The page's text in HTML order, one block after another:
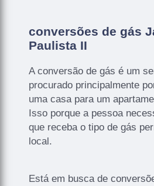
conversões de gás
Paulista II
A conversão de gás é um
procurado principalmente
uma casa para um
Isso porque a pessoa
que receba o tipo de gás
local.
Está em busca de